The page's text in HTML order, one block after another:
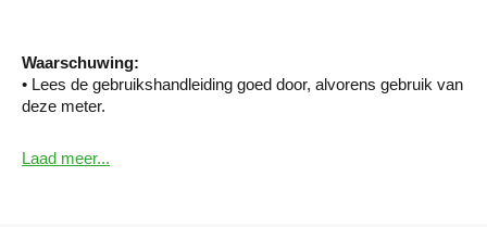
Waarschuwing:
• Lees de gebruikshandleiding goed door, alvorens gebruik van
deze meter.
toebehoren zichtbaar zijn stop dan onmiddellijk de metingen
met dit apparaat.
Laad meer...